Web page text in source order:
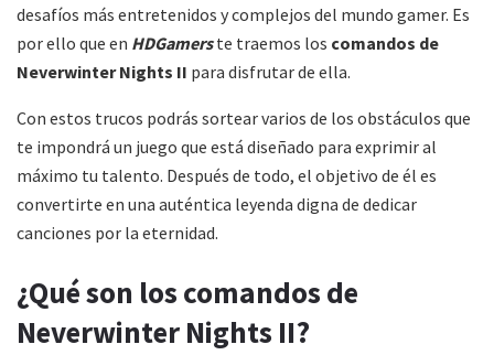
desafíos más entretenidos y complejos del mundo gamer. Es
por ello que en HDGamerste traemos los comandos de
Neverwinter Nights II para disfrutar de ella.
Con estos trucos podrás sortear varios de los obstáculos que
te impondrá un juego que está diseñado para exprimir al
máximo tu talento. Después de todo, el objetivo de él es
convertirte en una auténtica leyenda digna de dedicar
canciones por la eternidad.
¿Qué son los comandos de
Neverwinter Nights II?